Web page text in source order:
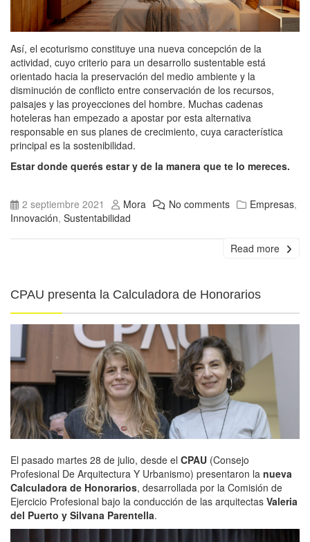
Así, el ecoturismo constituye una nueva concepción de la
actividad, cuyo criterio para un desarrollo sustentable está
orientado hacia la preservación del medio ambiente y la
disminución de conflicto entre conservación de los recursos,
paisajes y las proyecciones del hombre. Muchas cadenas
hoteleras han empezado a apostar por esta alternativa
responsable en sus planes de crecimiento, cuya característica
principal es la sostenibilidad.
Estar donde querés estar y de la manera que te lo mereces.
2 septiembre 2021 Mora No comments Empresas,
Innovación, Sustentabilidad
Read more
CPAU presenta la Calculadora de Honorarios
El pasado martes 28 de julio, desde el CPAU (Consejo
Profesional De Arquitectura Y Urbanismo) presentaron la nueva
Calculadora de Honorarios, desarrollada por la Comisión de
Ejercicio Profesional bajo la conducción de las arquitectas Valeria
del Puerto y Silvana Parentella.